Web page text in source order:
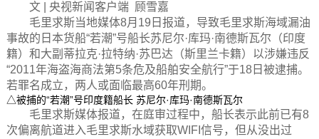
文 | 央视新闻客户端 顾雪嘉
毛里求斯当地媒体8月19日报道，导致毛里求斯海域漏油
事故的日本货船“若潮”号船长苏尼尔·库玛·南德斯瓦尔（印度
籍）和大副蒂拉克·拉特纳·苏巴达（斯里兰卡籍）以涉嫌违反
“2011年海盗海商法第5条危及船舶安全航行”于18日被逮捕。
若罪名成立，两人或面临最高60年刑期。
△被捕的“若潮”号印度籍船长 苏尼尔·库玛·南德斯瓦尔
毛里求斯媒体报道，在庭审过程中，船长表示此前已有8
次偏离航道进入毛里求斯水域获取WIFI信号，但从没出过